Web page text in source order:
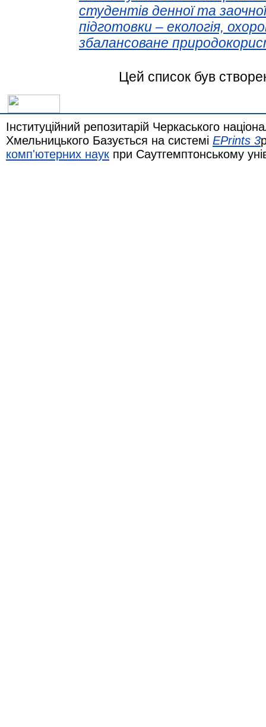
студентів денної та
підготовки – екологія,
збалансоване
Цей список був
Інституційний репозитарій Черкаського
Хмельницького Базується на системі EPrints 3
комп'ютерних наук при Саутгемптонському